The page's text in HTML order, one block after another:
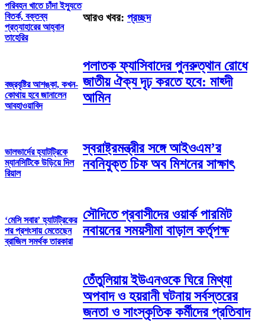
পরিবহন খাতে চাঁদা ইস্যুতে
বিতর্ক, বক্তব্য
প্রত্যাহারের আহ্বান
তাহেরির
বজ্রবৃষ্টির আশঙ্কা, কখন-
কোথায় হবে জানালেন
আবহাওয়াবিদ
ভালভার্দের হ্যাটট্রিকে
ম্যানসিটিকে উড়িয়ে দিল
রিয়াল
‘মেসি সবার’ হ্যাটট্রিকের
পর প্রশংসায় মেতেছেন
ব্রাজিল সমর্থক তারকারা
আরও খবর: প্রচ্ছদ
পলাতক ফ্যাসিবাদের পুনরুত্থান রোধে
জাতীয় ঐক্য দৃঢ় করতে হবে: মাহ্দী
আমিন
স্বরাষ্ট্রমন্ত্রীর সঙ্গে আইওএম’র
নবনিযুক্ত চিফ অব মিশনের সাক্ষাৎ
সৌদিতে প্রবাসীদের ওয়ার্ক পারমিট
নবায়নের সময়সীমা বাড়াল কর্তৃপক্ষ
তেঁতুলিয়ায় ইউএনওকে ঘিরে মিথ্যা
অপবাদ ও হয়রানী ঘটনায় সর্বস্তরের
জনতা ও সাংস্কৃতিক কর্মীদের প্রতিবাদ